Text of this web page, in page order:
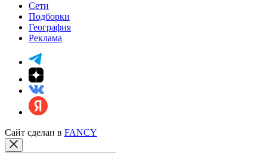
Сети
Подборки
География
Реклама
Сайт сделан в FANCY